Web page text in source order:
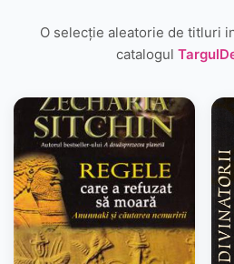
O selecție aleatorie de titluri
catalogul